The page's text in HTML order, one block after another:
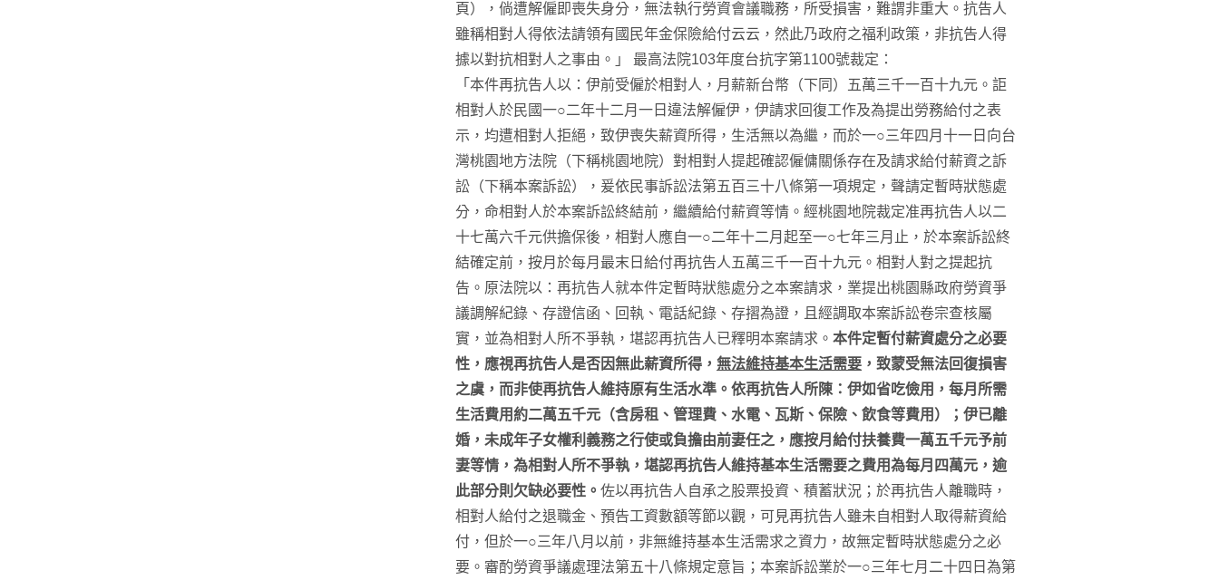
頁），倘遭解僱即喪失身分，無法執行勞資會議職務，所受損害，難謂非重大。抗告人
雖稱相對人得依法請領有國民年金保險給付云云，然此乃政府之福利政策，非抗告人得
據以對抗相對人之事由。」 最高法院103年度台抗字第1100號裁定：
「本件再抗告人以：伊前受僱於相對人，月薪新台幣（下同）五萬三千一百十九元。詎
相對人於民國一○二年十二月一日違法解僱伊，伊請求回復工作及為提出勞務給付之表
示，均遭相對人拒絕，致伊喪失薪資所得，生活無以為繼，而於一○三年四月十一日向台
灣桃園地方法院（下稱桃園地院）對相對人提起確認僱傭關係存在及請求給付薪資之訴
訟（下稱本案訴訟），爰依民事訴訟法第五百三十八條第一項規定，聲請定暫時狀態處
分，命相對人於本案訴訟終結前，繼續給付薪資等情。經桃園地院裁定准再抗告人以二
十七萬六千元供擔保後，相對人應自一○二年十二月起至一○七年三月止，於本案訴訟終
結確定前，按月於每月最末日給付再抗告人五萬三千一百十九元。相對人對之提起抗
告。原法院以：再抗告人就本件定暫時狀態處分之本案請求，業提出桃園縣政府勞資爭
議調解紀錄、存證信函、回執、電話紀錄、存摺為證，且經調取本案訴訟卷宗查核屬
實，並為相對人所不爭執，堪認再抗告人已釋明本案請求。 本件定暫付薪資處分之必要
性，應視再抗告人是否因無此薪資所得， 無法維持基本生活需要 ，致蒙受無法回復損害
之虞，而非使再抗告人維持原有生活水準。依再抗告人所陳：伊如省吃儉用，每月所需
生活費用約二萬五千元（含房租、管理費、水電、瓦斯、保險、飲食等費用）；伊已離
婚，未成年子女權利義務之行使或負擔由前妻任之，應按月給付扶養費一萬五千元予前
妻等情，為相對人所不爭執，堪認再抗告人維持基本生活需要之費用為每月四萬元，逾
此部分則欠缺必要性。 佐以再抗告人自承之股票投資、積蓄狀況；於再抗告人離職時，
相對人給付之退職金、預告工資數額等節以觀，可見再抗告人雖未自相對人取得薪資給
付，但於一○三年八月以前，非無維持基本生活需求之資力，故無定暫時狀態處分之必
要。審酌勞資爭議處理法第五十八條規定意旨；本案訴訟業於一○三年七月二十四日為第